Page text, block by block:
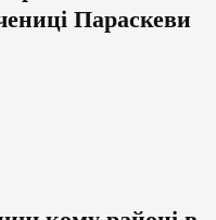
Параскеви